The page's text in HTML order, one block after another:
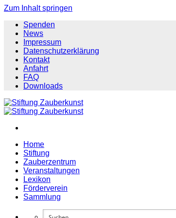
Zum Inhalt springen
Spenden
News
Impressum
Datenschutzerklärung
Kontakt
Anfahrt
FAQ
Downloads
Home
Stiftung
Zauberzentrum
Veranstaltungen
Lexikon
Förderverein
Sammlung